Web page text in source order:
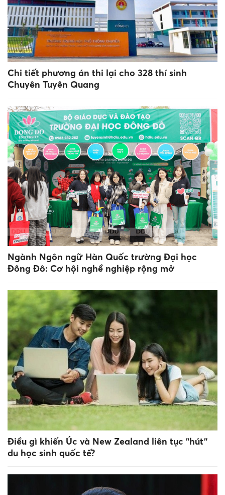
Chi tiết phương án thi lại cho 328 thí sinh
Chuyên Tuyên Quang
Ngành Ngôn ngữ Hàn Quốc trường Đại học
Đông Đô: Cơ hội nghề nghiệp rộng mở
Điều gì khiến Úc và New Zealand liên tục "hút"
du học sinh quốc tế?